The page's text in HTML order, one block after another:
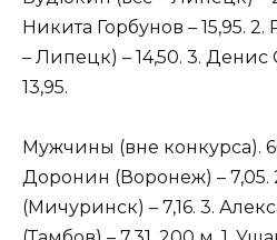
Никита Горбунов – 15,95.
– Липецк) – 14,50. 3.
13,95.
Мужчины (вне конкурса).
Доронин (Воронеж) – 7,05.
(Мичуринск) – 7,16. 3.